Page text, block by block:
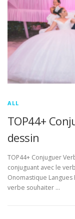
ALL
TOP44+
dessin
TOP44+ Conjuguer
conjuguant avec le
Onomastique
verbe souhaiter …